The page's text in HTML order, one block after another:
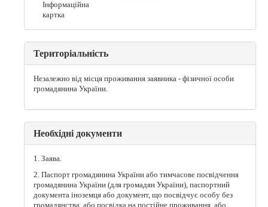
Інформаційна
картка
Територіальність
Незалежно від місця проживання заявника - фізичної особи
громадянина України.
Необхідні документи
1. Заява.
2. Паспорт громадянина України або тимчасове посвідчення
громадянина України (для громадян України), паспортний
документа іноземця або документ, що посвідчує особу без
громадянства, або посвідка на постійне проживання, або